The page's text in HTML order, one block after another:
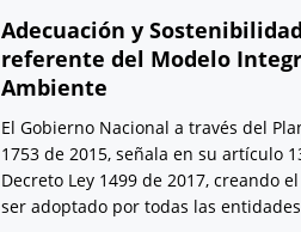
Adecuación y
referente del Modelo
Ambiente
El Gobierno Nacional a través del
1753 de 2015, señala en su artículo
Decreto Ley 1499 de 2017, creando
ser adoptado por todas las